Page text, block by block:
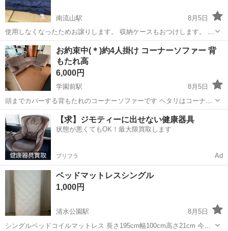
南流山駅
8月5日
使用しなくなったためお譲りします。 収納ケースもおつけします。 洗
濯済みです。 商品詳細は下記をご覧ください。
https://item.rakuten.co.jp/tansu/7519000100/?scid=wi_ic...
千葉 流山市 南流山駅 寝具
お約束中(＊)約4人掛け コーナーソファー 背
もたれ高
6,000円
学園前駅
8月5日
頭までカバーする背もたれのコーナーソファーです ヘタリはコーナー
に１箇所 まだ使用できる綺麗な物となります 4個に分かれます 写真最
後の応接セットのおまとめ購入でお値引致します アパート2階運び出
しできる方 エレベーター...
千葉 千葉市 学園前駅
【求】ジモティーに出せない健康器具
状態が悪くてもOK！最大限買取します
プリフラ Ad
ベッドマットレスシングル
1,000円
清水公園駅
8月5日
シングルベッドコイルマットレス 長さ195cm幅100cm高さ21cm 今年4